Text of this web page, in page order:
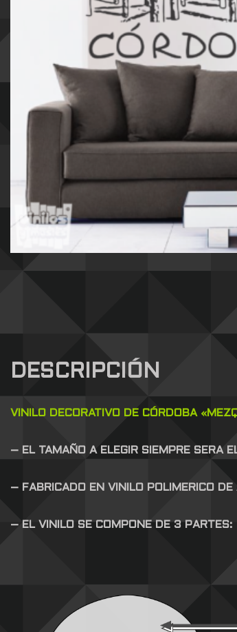
DESCRIPCIÓN
VINILO DECORATIVO DE CÓRDOBA
– EL TAMAÑO A ELEGIR SIEMPRE SERA
– FABRICADO EN VINILO POLIMERICO DE
– EL VINILO SE COMPONE DE 3 PARTES: